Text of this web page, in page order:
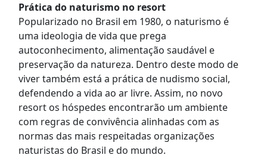
Prática do naturismo no resort
Popularizado no Brasil em 1980, o naturismo é
uma ideologia de vida que prega
autoconhecimento, alimentação saudável e
preservação da natureza. Dentro deste modo de
viver também está a prática de nudismo social,
defendendo a vida ao ar livre. Assim, no novo
resort os hóspedes encontrarão um ambiente
com regras de convivência alinhadas com as
normas das mais respeitadas organizações
naturistas do Brasil e do mundo.